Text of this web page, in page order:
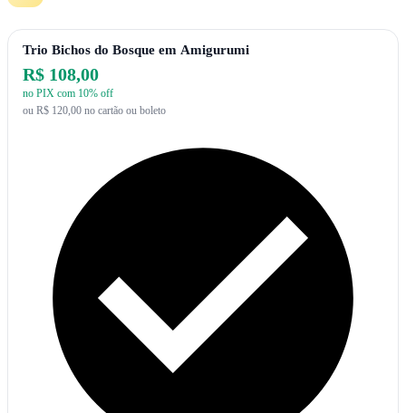
Trio Bichos do Bosque em Amigurumi
R$ 108,00
no PIX com 10% off
ou R$ 120,00 no cartão ou boleto